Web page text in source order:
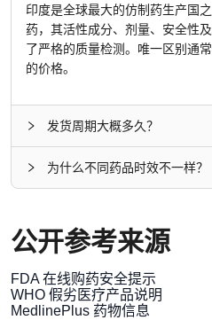
印度是全球最大的仿制药生产国
药，其活性成分、剂量、安全性
了严格的质量检测。唯一区别通
的价格。
发货周期大概多久？
为什么不同药品时效不一样？
公开参考来源
FDA 在线购药安全提示
WHO 假劣医疗产品说明
MedlinePlus 药物信息